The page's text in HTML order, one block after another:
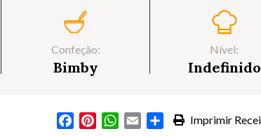
Confeção:
Bimby
Nível:
Indefinido
Imprimir
FacebookPinterestWhatsApp
Email Partilhar